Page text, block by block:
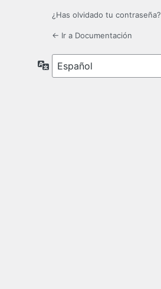
¿Has olvidado tu contraseña?
← Ir a Documentación
Idioma